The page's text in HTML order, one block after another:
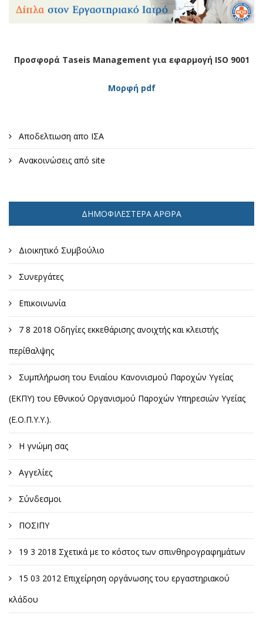
Προσφορά Taseis Management για εφαρμογή ISO 9001
Μορφή pdf
Αποδελτιωση απο ΙΣΑ
Ανακοινώσεις από site
ΔΗΜΟΦΙΛΈΣΤΕΡΑ ΆΡΘΡΑ
Διοικητικό Συμβούλιο
Συνεργάτες
Επικοινωνία
7 8 2018 Οδηγίες εκκεθάρισης ανοιχτής και κλειστής
περίθαλψης
Συμπλήρωση του Ενιαίου Κανονισμού Παροχών Υγείας
(ΕΚΠΥ) του Εθνικού Οργανισμού Παροχών Υπηρεσιών Υγείας
(Ε.Ο.Π.Υ.Υ.).
Η γνώμη σας
Αγγελίες
Σύνδεσμοι
ΠΟΣΙΠΥ
19 3 2018 Σχετικά με το κόστος των σπινθηρογραφημάτων
15 03 2012 Επιχείρηση οργάνωσης του εργαστηριακού
κλάδου